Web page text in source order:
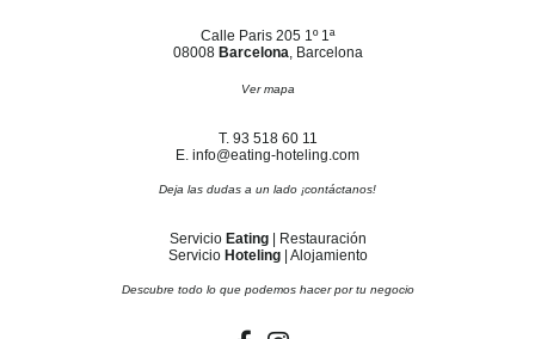
Calle Paris 205 1º 1ª
08008 Barcelona, Barcelona
Ver mapa
T. 93 518 60 11
E. info@eating-hoteling.com
Deja las dudas a un lado ¡contáctanos!
Servicio Eating| Restauración
Servicio Hoteling| Alojamiento
Descubre todo lo que podemos hacer por tu negocio